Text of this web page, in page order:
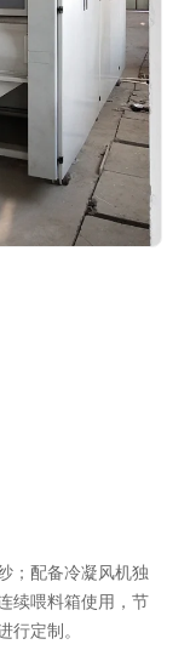
；配备冷凝风机独
续喂料箱使用，节
行定制。